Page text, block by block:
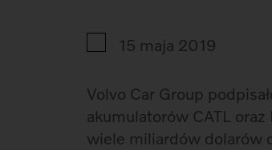
15 maja 2019
Volvo Car Group
akumulatorów CATL
wiele miliardów dolarów